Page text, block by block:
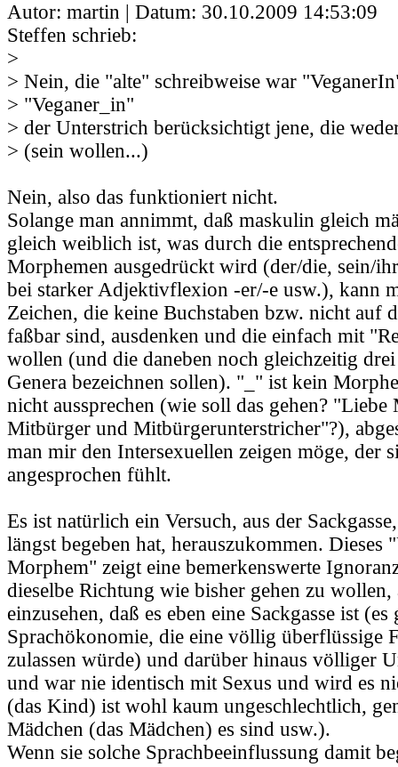
Autor: martin | Datum: 30.10.2009 14:53:09
Steffen schrieb:
>
> Nein, die "alte" schreibweise war
> "Veganer_in"
> der Unterstrich berücksichtigt jene, die
> (sein wollen...)
Nein, also das funktioniert nicht.
Solange man annimmt, daß maskulin gleich
gleich weiblich ist, was durch die
Morphemen ausgedrückt wird (der/die, sein/
bei starker Adjektivflexion -er/-e usw.), kann
Zeichen, die keine Buchstaben bzw. nicht auf
faßbar sind, ausdenken und die einfach mit
wollen (und die daneben noch gleichzeitig drei
Genera bezeichnen sollen). "_" ist kein
nicht aussprechen (wie soll das gehen?
Mitbürger und Mitbürgerunterstricher"?),
man mir den Intersexuellen zeigen möge, der
angesprochen fühlt.
Es ist natürlich ein Versuch, aus der
längst begeben hat, herauszukommen. Dieses
Morphem" zeigt eine bemerkenswerte
dieselbe Richtung wie bisher gehen zu wollen,
einzusehen, daß es eben eine Sackgasse ist
Sprachökonomie, die eine völlig überflüssige
zulassen würde) und darüber hinaus völliger
und war nie identisch mit Sexus und wird es
(das Kind) ist wohl kaum ungeschlechtlich,
Mädchen (das Mädchen) es sind usw.).
Wenn sie solche Sprachbeeinflussung damit